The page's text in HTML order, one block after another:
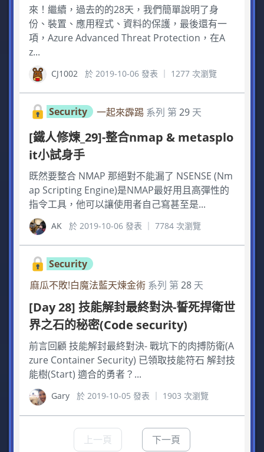
來！繼續，過去的的28天，我們簡單說明了身
份、裝置、應用程式、資料的保護，最後還有一
項，Azure Advanced Threat Protection，在A
z...
CJ1002 於 2019-10-06 發表 ｜ 1277 次瀏覽
Security 一起來霹踢 系列 第29 天
[鐵人修煉_29]-整合nmap & metasplo
it小試身手
既然要整合 NMAP 那絕對不能漏了 NSENSE (Nm
ap Scripting Engine)是NMAP最好用且高彈性的
指令工具，他可以讓使用者自己寫甚至是...
AK 於 2019-10-06 發表 ｜ 7784 次瀏覽
Security
麻瓜不敗!白魔法藍天煉金術 系列 第28 天
[Day 28] 技能解封最終對決-誓死捍衛世
界之石的秘密(Code security)
前言回顧 技能解封最終對決- 戰坑下的肉搏防衛(A
zure Container Security) 已領取技能符石 解封技
能樹(Start) 適合的勇者？...
Gary 於 2019-10-05 發表 ｜ 1903 次瀏覽
上一頁 下一頁